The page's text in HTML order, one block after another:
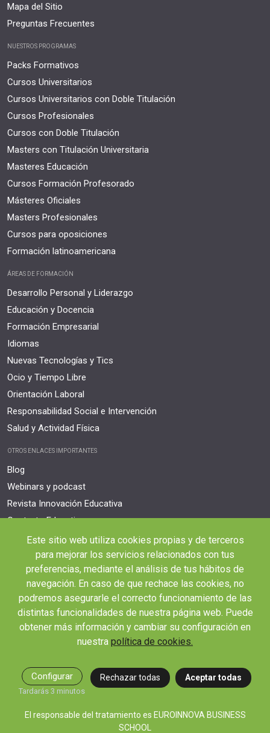
Mapa del Sitio
Preguntas Frecuentes
NUESTROS PROGRAMAS
Packs Formativos
Cursos Universitarios
Cursos Universitarios con Doble Titulación
Cursos Profesionales
Cursos con Doble Titulación
Masters con Titulación Universitaria
Masteres Educación
Cursos Formación Profesorado
Másteres Oficiales
Masters Profesionales
Cursos para oposiciones
Formación latinoamericana
ÁREAS DE FORMACIÓN
Desarrollo Personal y Liderazgo
Educación y Docencia
Formación Empresarial
Idiomas
Nuevas Tecnologías y Tics
Ocio y Tiempo Libre
Orientación Laboral
Responsabilidad Social e Intervención
Salud y Actividad Física
OTROS ENLACES IMPORTANTES
Blog
Webinars y podcast
Revista Innovación Educativa
Contexto Educativo
Desistir contrato aquí
Tienes 14 días desde tu matriculación para cancelar sin coste y recibir el
reembolso completo.
© 2026 RED EDUCA
Condiciones de Matriculación|
Este sitio web utiliza cookies propias y de terceros
para mejorar los servicios relacionados con tus
preferencias, mediante el análisis de tus hábitos de
navegación. En caso de que rechace las cookies, no
podremos asegurarle el correcto funcionamiento de las
distintas funcionalidades de nuestra página web. Puede
obtener más información y cambiar su configuración en
nuestra política de cookies.
Configurar
Tardarás 3 minutos
Rechazar todas Aceptar todas
El responsable del tratamiento es EUROINNOVA BUSINESS
SCHOOL